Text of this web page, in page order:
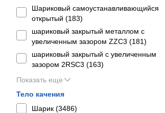
Шариковый самоустанавливающийся
открытый (183)
шариковый закрытый металлом с
увеличенным зазором ZZC3 (181)
шариковый закрытый с увеличенным
зазором 2RSС3 (163)
Показать еще
Тело качения
Шарик (3486)